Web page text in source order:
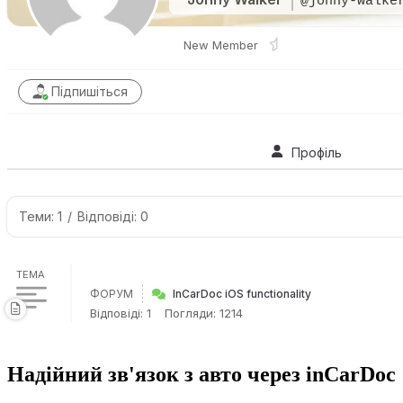
New Member
Підпишіться
Профіль
Теми: 1 / Відповіді: 0
ТЕМА
ФОРУМ InCarDoc iOS functionality
Відповіді: 1 Погляди: 1214
Надійний зв'язок з авто через inCarDoc